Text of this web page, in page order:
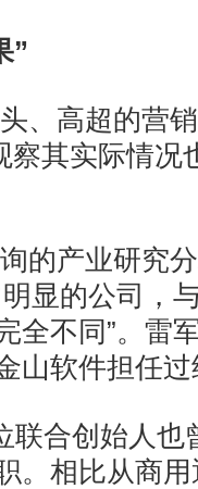
”
、高超的营
察其实际情况
的产业研究
显的公司，
全不同”。雷
山软件担任
联合创始人也
。相比从商